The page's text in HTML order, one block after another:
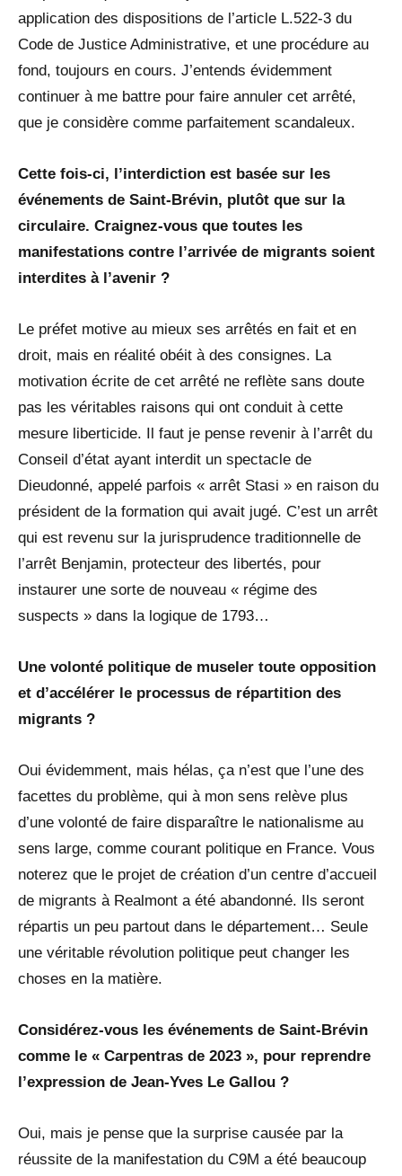
application des dispositions de l’article L.522-3 du
Code de Justice Administrative, et une procédure au
fond, toujours en cours. J’entends évidemment
continuer à me battre pour faire annuler cet arrêté,
que je considère comme parfaitement scandaleux.
Cette fois-ci, l’interdiction est basée sur les
événements de Saint-Brévin, plutôt que sur la
circulaire. Craignez-vous que toutes les
manifestations contre l’arrivée de migrants soient
interdites à l’avenir ?
Le préfet motive au mieux ses arrêtés en fait et en
droit, mais en réalité obéit à des consignes. La
motivation écrite de cet arrêté ne reflète sans doute
pas les véritables raisons qui ont conduit à cette
mesure liberticide. Il faut je pense revenir à l’arrêt du
Conseil d’état ayant interdit un spectacle de
Dieudonné, appelé parfois « arrêt Stasi » en raison du
président de la formation qui avait jugé. C’est un arrêt
qui est revenu sur la jurisprudence traditionnelle de
l’arrêt Benjamin, protecteur des libertés, pour
instaurer une sorte de nouveau « régime des
suspects » dans la logique de 1793…
Une volonté politique de museler toute opposition
et d’accélérer le processus de répartition des
migrants ?
Oui évidemment, mais hélas, ça n’est que l’une des
facettes du problème, qui à mon sens relève plus
d’une volonté de faire disparaître le nationalisme au
sens large, comme courant politique en France. Vous
noterez que le projet de création d’un centre d’accueil
de migrants à Realmont a été abandonné. Ils seront
répartis un peu partout dans le département… Seule
une véritable révolution politique peut changer les
choses en la matière.
Considérez-vous les événements de Saint-Brévin
comme le « Carpentras de 2023 », pour reprendre
l’expression de Jean-Yves Le Gallou ?
Oui, mais je pense que la surprise causée par la
réussite de la manifestation du C9M a été beaucoup